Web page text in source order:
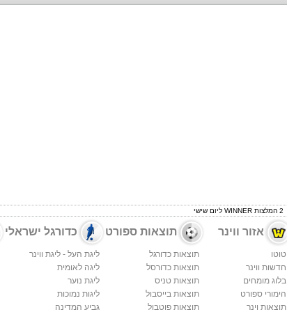
2 המלצות WINNER ליום שישי
אזור ווינר
טוטו
חדשות ווינר
בלוג מומחים
הימורי ספורט
תוצאות וינר
תוצאות ספורט
תוצאות כדורגל
תוצאות כדורסל
תוצאות טניס
תוצאות בייסבול
תוצאות פוטבול
כדורגל ישראלי
ליגת העל - ליגת ווינר
ליגה לאומית
ליגת נוער
ליגות נמוכות
גביע המדינה